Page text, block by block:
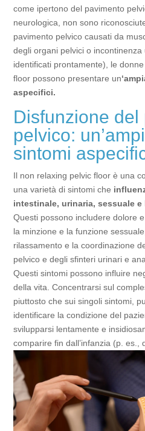
come ipertono del pavimento
neurologica, non sono
pavimento pelvico causati da
degli organi pelvici o
identificati prontamente), le
floor possono presentare un
aspecifici.
Disfunzione del
pelvico:
sintomi
Il non relaxing pelvic floor è una
una varietà di sintomi che
intestinale, urinaria, sessuale e
​​Questi possono includere dolore
la minzione e la funzione
rilassamento e la coordinazione
pelvico e degli sfinteri urinari e
Questi sintomi possono influire
della vita. Concentrarsi sul
piuttosto che sui singoli sintomi,
identificare la condizione del
svilupparsi lentamente e
comparire fin dall’infanzia (p. es.,